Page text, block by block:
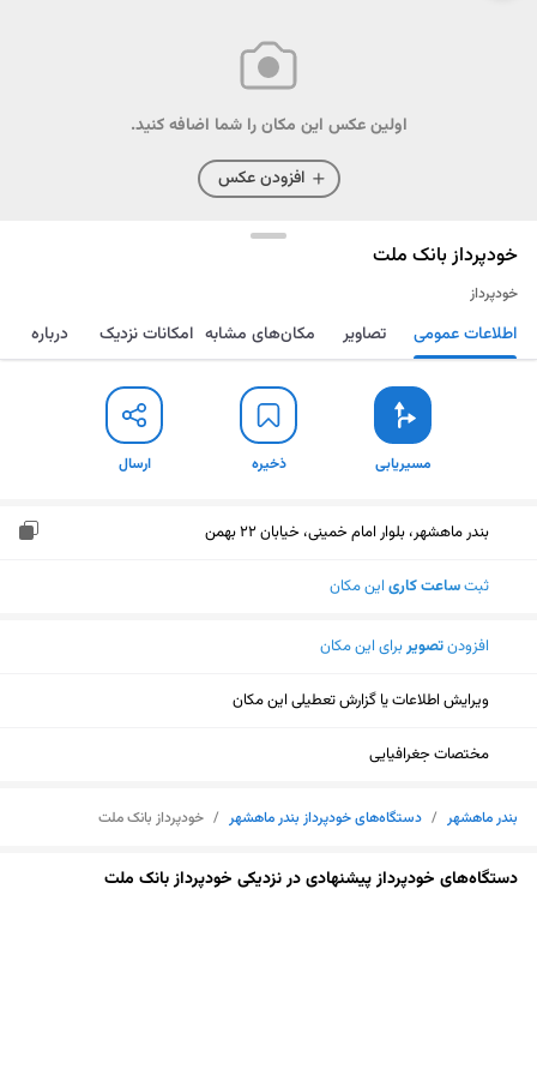
اولین عکس این مکان را شما اضافه کنید.
افزودن عکس
خودپرداز بانک ملت
خودپرداز
مسیریابی ذخیره ارسال اطلاعات عمومی تصاویر مکان‌های مشابه امکانات نزدیک درباره
مسیریابی ذخیره ارسال
بندر ماهشهر، بلوار امام خمینی، خیابان 22 بهمن
ثبتساعت کاری این مکان
افزودنتصویربرای این مکان
ویرایش اطلاعات یا گزارش تعطیلی این مکان
مختصات جغرافیایی
بندر ماهشهر / دستگاه‌های خودپرداز بندر ماهشهر / خودپرداز بانک ملت
دستگاه‌های خودپرداز پیشنهادی در نزدیکی خودپرداز بانک ملت